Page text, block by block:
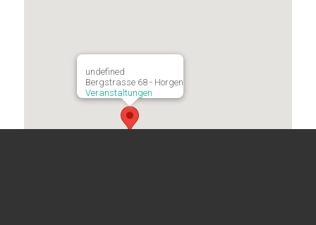
undefined
Bergstrasse 68 - Horgen
Veranstaltungen